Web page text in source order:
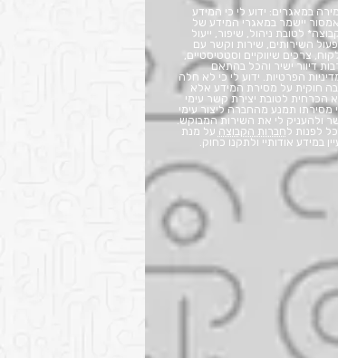
במאגרים: ידוע לי כי המידע
יישמר במאגרי המידע של
לטובת ניהול, שיפור, ייעול
השירותים, שירות וקשר עם
צרכים שיווקיים וסטטיסטיים,
דיוור ישיר והכל בהתאם
הפרטיות. ידוע לי כי לא חלה
חוקית על מסירת המידע אלא
הכרחית לטובת יצירת קשר עימי
מסירתו תמנע מהחברה ליצור עימי
ולהעניק לי את השירות המבוקש.
לפנות לחברות הקבוצה על מנת
במידע אודותיי ולתקנו כחוק.